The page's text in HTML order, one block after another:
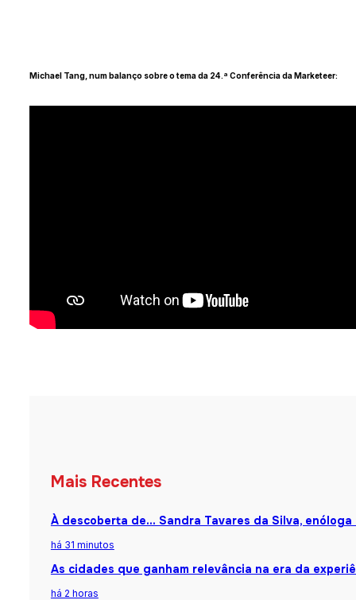
Michael Tang, num balanço sobre o tema da 24.ª Conferência da Marketeer:
Mais Recentes
À descoberta de… Sandra Tavares da Silva,
há 31 minutos
As cidades que ganham relevância na era da
há 2 horas